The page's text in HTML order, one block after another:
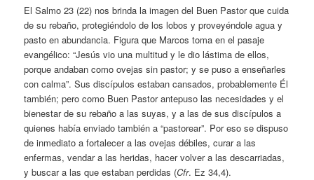
El Salmo 23 (22) nos brinda la imagen del Buen Pastor que cuida
de su rebaño, protegiéndolo de los lobos y proveyéndole agua y
pasto en abundancia. Figura que Marcos toma en el pasaje
evangélico: “Jesús vio una multitud y le dio lástima de ellos,
porque andaban como ovejas sin pastor; y se puso a enseñarles
con calma”. Sus discípulos estaban cansados, probablemente Él
también; pero como Buen Pastor antepuso las necesidades y el
bienestar de su rebaño a las suyas, y a las de sus discípulos a
quienes había enviado también a “pastorear”. Por eso se dispuso
de inmediato a fortalecer a las ovejas débiles, curar a las
enfermas, vendar a las heridas, hacer volver a las descarriadas,
y buscar a las que estaban perdidas (Cfr. Ez 34,4).